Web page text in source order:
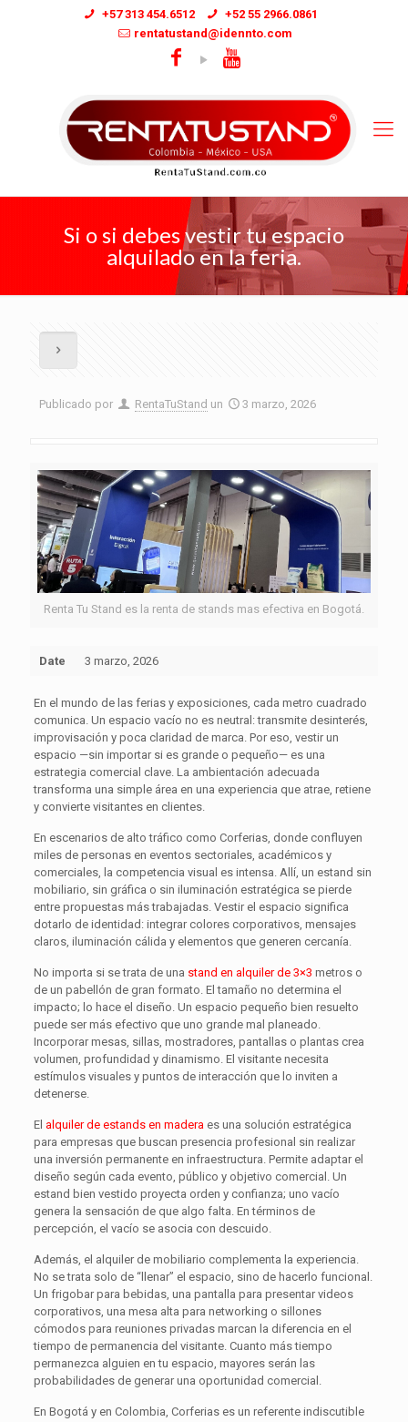
+57 313 454.6512
+52 55 2966.0861
rentatustand@idennto.com
Si o si debes vestir tu espacio
alquilado en la feria.
Publicado por RentaTuStand un 3 marzo, 2026
Renta Tu Stand es la renta de stands mas efectiva en Bogotá.
Date 3 marzo, 2026
En el mundo de las ferias y exposiciones, cada metro cuadrado
comunica. Un espacio vacío no es neutral: transmite desinterés,
improvisación y poca claridad de marca. Por eso, vestir un
espacio —sin importar si es grande o pequeño— es una
estrategia comercial clave. La ambientación adecuada
transforma una simple área en una experiencia que atrae, retiene
y convierte visitantes en clientes.
En escenarios de alto tráfico como Corferias, donde confluyen
miles de personas en eventos sectoriales, académicos y
comerciales, la competencia visual es intensa. Allí, un estand sin
mobiliario, sin gráfica o sin iluminación estratégica se pierde
entre propuestas más trabajadas. Vestir el espacio significa
dotarlo de identidad: integrar colores corporativos, mensajes
claros, iluminación cálida y elementos que generen cercanía.
No importa si se trata de una stand en alquiler de 3×3 metros o
de un pabellón de gran formato. El tamaño no determina el
impacto; lo hace el diseño. Un espacio pequeño bien resuelto
puede ser más efectivo que uno grande mal planeado.
Incorporar mesas, sillas, mostradores, pantallas o plantas crea
volumen, profundidad y dinamismo. El visitante necesita
estímulos visuales y puntos de interacción que lo inviten a
detenerse.
El alquiler de estands en maderaes una solución estratégica
para empresas que buscan presencia profesional sin realizar
una inversión permanente en infraestructura. Permite adaptar el
diseño según cada evento, público y objetivo comercial. Un
estand bien vestido proyecta orden y confianza; uno vacío
genera la sensación de que algo falta. En términos de
percepción, el vacío se asocia con descuido.
Además, el alquiler de mobiliario complementa la experiencia.
No se trata solo de “llenar” el espacio, sino de hacerlo funcional.
Un frigobar para bebidas, una pantalla para presentar videos
corporativos, una mesa alta para networking o sillones
cómodos para reuniones privadas marcan la diferencia en el
tiempo de permanencia del visitante. Cuanto más tiempo
permanezca alguien en tu espacio, mayores serán las
probabilidades de generar una oportunidad comercial.
En Bogotá y en Colombia, Corferias es un referente indiscutible